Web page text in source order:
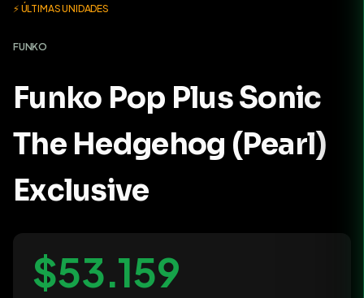
⚡ ÚLTIMAS UNIDADES
FUNKO
Funko Pop Plus Sonic
The Hedgehog (Pearl)
Exclusive
$53.159